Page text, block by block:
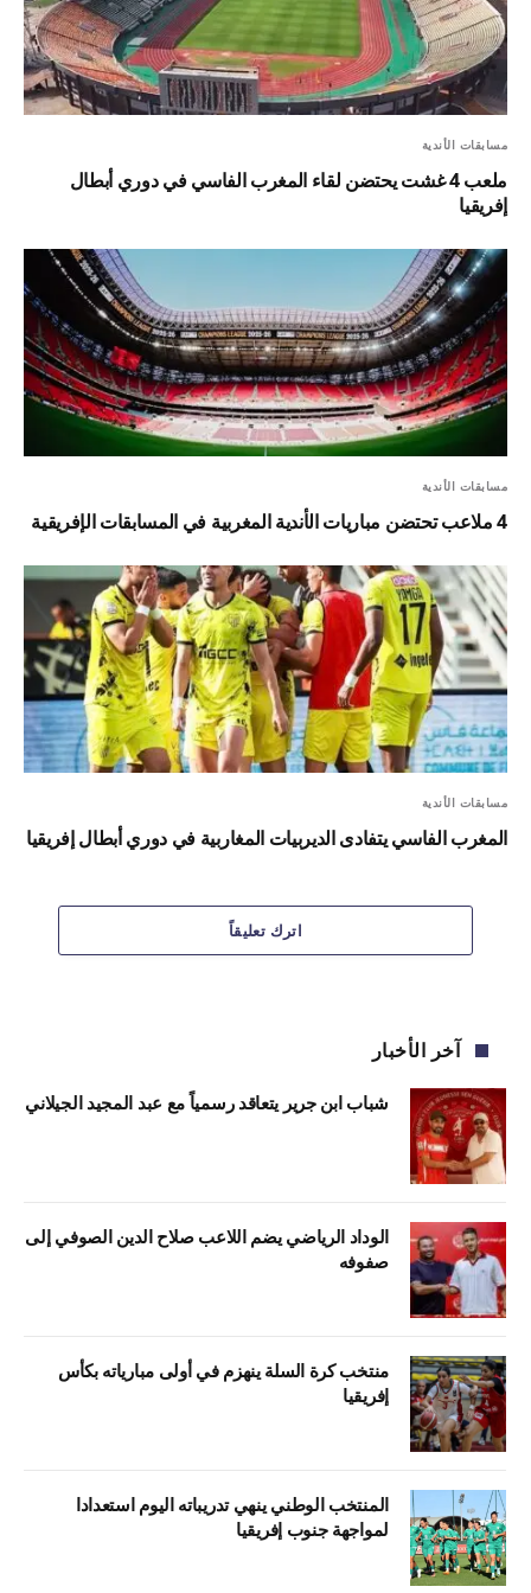
مسابقات الأندية
ملعب 4 غشت يحتضن لقاء المغرب الفاسي في دوري أبطال
إفريقيا
مسابقات الأندية
4 ملاعب تحتضن مباريات الأندية المغربية في المسابقات الإفريقية
مسابقات الأندية
المغرب الفاسي يتفادى الديربيات المغاربية في دوري أبطال إفريقيا
اترك تعليقاً
آخر الأخبار
شباب ابن جرير يتعاقد رسمياً مع عبد المجيد الجيلاني
الوداد الرياضي يضم اللاعب صلاح الدين الصوفي إلى
صفوفه
منتخب كرة السلة ينهزم في أولى مبارياته بكأس
إفريقيا
المنتخب الوطني ينهي تدريباته اليوم استعدادا
لمواجهة جنوب إفريقيا